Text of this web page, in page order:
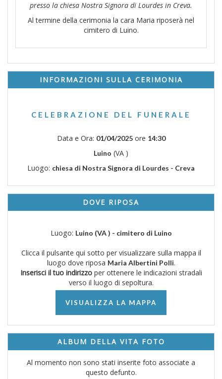
presso la chiesa Nostra Signora di Lourdes in Creva.
Al termine della cerimonia la cara Maria riposerà nel
cimitero di Luino.
INFORMAZIONI SULLA CERIMONIA
CELEBRAZIONE DEL FUNERALE
Data e Ora: 01/04/2025ore 14:30
Luino (VA )
Luogo: chiesa di Nostra Signora di Lourdes - Creva
DOVE RIPOSA
Luogo: Luino (VA ) - cimitero di Luino
Clicca il pulsante qui sotto per visualizzare sulla mappa il
luogo dove riposa Maria Albertini Polli.
Inserisci il tuo indirizzoper ottenere le indicazioni stradali
verso il luogo di sepoltura.
VISUALIZZA LA MAPPA
ALBUM DELLA VITA FOTO
Al momento non sono stati inserite foto associate a
questo defunto.